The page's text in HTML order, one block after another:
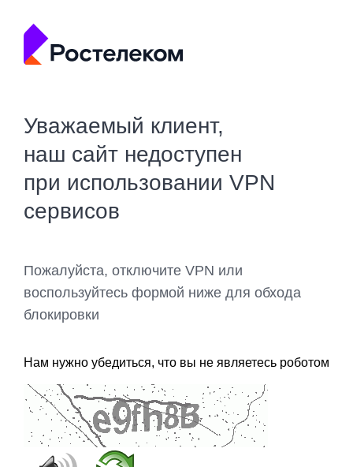
Уважаемый клиент,
наш сайт недоступен
при использовании VPN
сервисов
Пожалуйста, отключите VPN или
воспользуйтесь формой ниже для обхода
блокировки
Нам нужно убедиться, что вы не являетесь роботом